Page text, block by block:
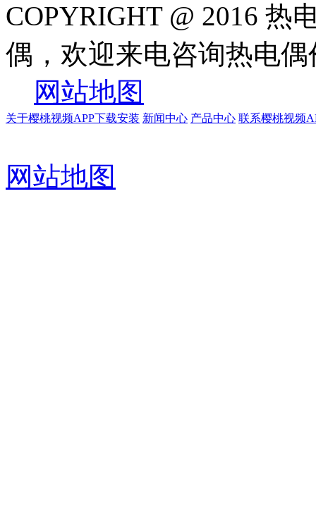
COPYRIGHT @ 2016 热
偶，欢迎来电咨询热电
网站地图
关于樱桃视频APP下载安装 新闻中心 产品中心 联系樱桃视频
网站地图